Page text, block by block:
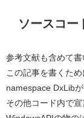
ソースコー
参考文献も含めて書
この記事を書くた
namespace DxLib
その他コード内で